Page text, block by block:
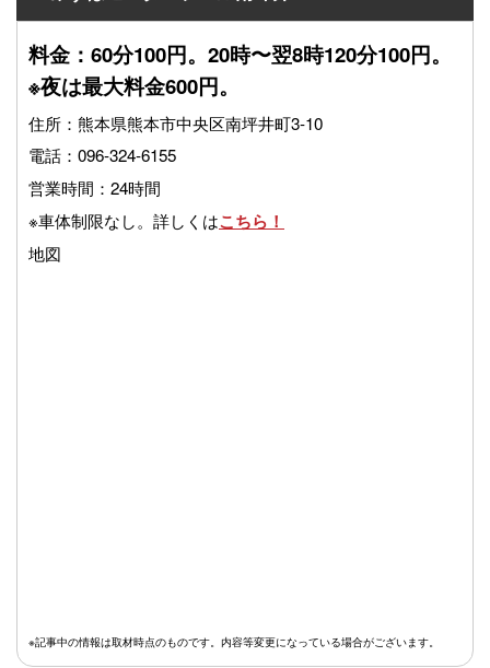
料金：60分100円。20時〜翌8時120分100円。
※夜は最大料金600円。
住所：熊本県熊本市中央区南坪井町3-10
電話：096-324-6155
営業時間：24時間
※車体制限なし。詳しくはこちら！
地図
※記事中の情報は取材時点のものです。内容等変更になっている場合がございます。